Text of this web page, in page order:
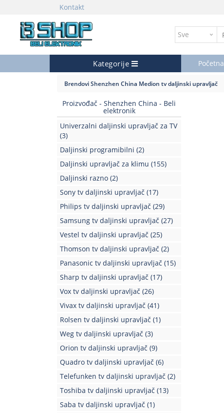
Kontakt
Kategorije Početna
BrendoviShenzhen China Medion tv daljinski upravljač
Proizvođač - Shenzhen China - Beli
elektronik
Univerzalni daljinski upravljač za TV
(3)
Daljinski programibilni (2)
Daljinski upravljač za klimu (155)
Daljinski razno (2)
Sony tv daljinski upravljač (17)
Philips tv daljinski upravljač (29)
Samsung tv daljinski upravljač (27)
Vestel tv daljinski upravljač (25)
Thomson tv daljinski upravljač (2)
Panasonic tv daljinski upravljač (15)
Sharp tv daljinski upravljač (17)
Vox tv daljinski upravljač (26)
Vivax tv daljinski upravljač (41)
Rolsen tv daljinski upravljač (1)
Weg tv daljinski upravljač (3)
Orion tv daljinski upravljač (9)
Quadro tv daljinski upravljač (6)
Telefunken tv daljinski upravljač (2)
Toshiba tv daljinski upravljač (13)
Saba tv daljinski upravljač (1)